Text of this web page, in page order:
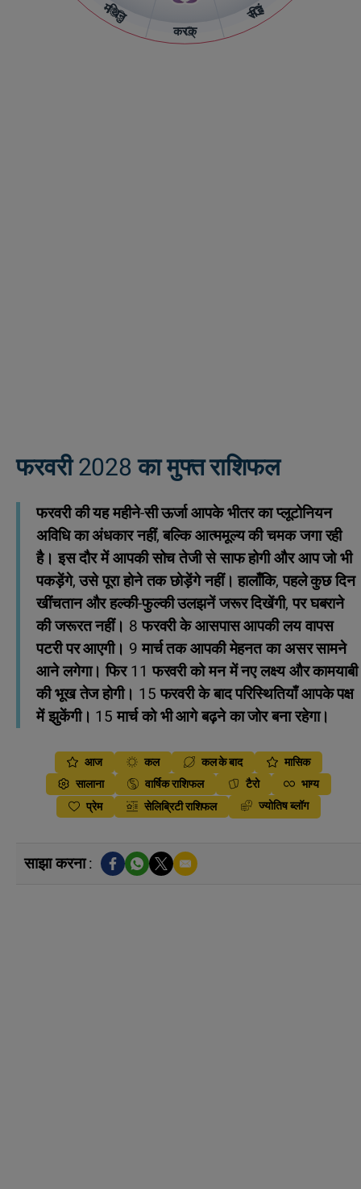
फरवरी 2028 का मुफ्त राशिफल
फरवरी की यह महीने-सी ऊर्जा आपके भीतर का प्लूटोनियन
अविधि का अंधकार नहीं, बल्कि आत्ममूल्य की चमक जगा रही
है। इस दौर में आपकी सोच तेजी से साफ होगी और आप जो भी
पकड़ेंगे, उसे पूरा होने तक छोड़ेंगे नहीं। हालाँकि, पहले कुछ दिन
खींचतान और हल्की-फुल्की उलझनें जरूर दिखेंगी, पर घबराने
की जरूरत नहीं। 8 फरवरी के आसपास आपकी लय वापस
पटरी पर आएगी। 9 मार्च तक आपकी मेहनत का असर सामने
आने लगेगा। फिर 11 फरवरी को मन में नए लक्ष्य और कामयाबी
की भूख तेज होगी। 15 फरवरी के बाद परिस्थितियाँ आपके पक्ष
में झुकेंगी। 15 मार्च को भी आगे बढ़ने का जोर बना रहेगा।
आज कल कल के बाद
मासिक
सालाना
वार्षिक राशिफल टैरो
भाग्य
प्रेम
सेलिब्रिटी राशिफल ज्योतिष ब्लॉग
साझा करना :
मिथुन
कर्क
सिंह